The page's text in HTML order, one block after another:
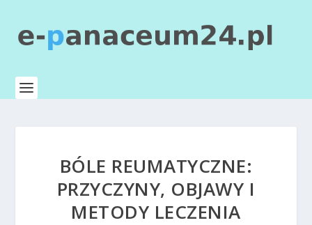
BÓLE REUMATYCZNE:
PRZYCZYNY, OBJAWY I
METODY LECZENIA